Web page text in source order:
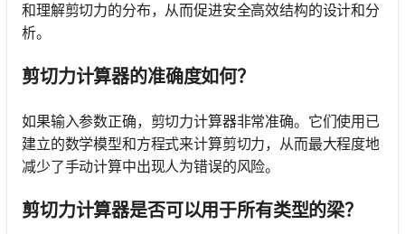
和理解剪切力的分布，从而促进安全高效结构的设计和分
析。
剪切力计算器的准确度如何？
如果输入参数正确，剪切力计算器非常准确。它们使用已
建立的数学模型和方程式来计算剪切力，从而最大程度地
减少了手动计算中出现人为错误的风险。
剪切力计算器是否可以用于所有类型的梁？